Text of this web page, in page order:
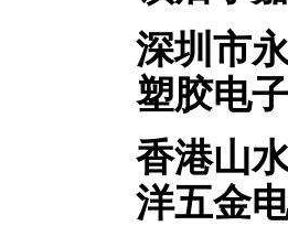
深圳
塑胶电
香港
洋五金